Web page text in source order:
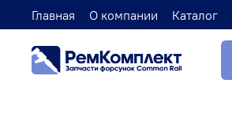
Главная О компании Каталог